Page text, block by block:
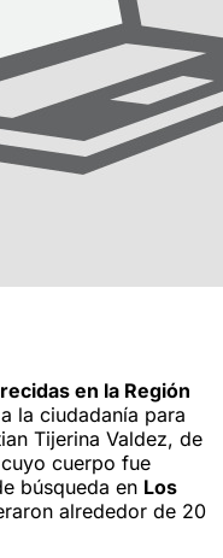
en la Región
la ciudadanía para
Tijerina Valdez, de
cuerpo fue
búsqueda en Los
alrededor de 20